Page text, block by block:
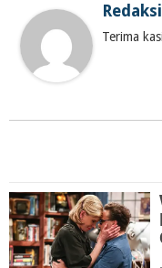
Redaksi
Terima